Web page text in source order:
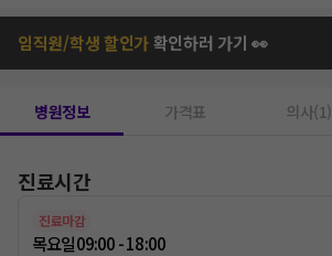
임직원/학생 할인가확인하러 가기 👀
병원정보 가격표 의사(1)
진료시간
진료마감
목요일09:00 - 18:00